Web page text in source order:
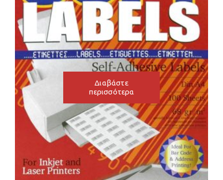
Διαβάστε
περισσότερα